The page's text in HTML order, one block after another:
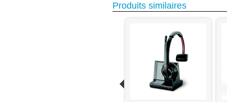
Produits similaires